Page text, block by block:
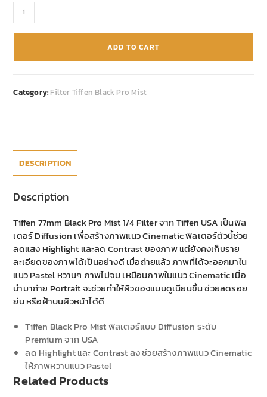
ADD TO CART
Category: Filter Tiffen Black Pro Mist
DESCRIPTION
Description
Tiffen 77mm Black Pro Mist 1/4 Filter จาก Tiffen USA เป็นฟิล
เตอร์ Diffusion เพื่อสร้างภาพแนว Cinematic ฟิลเตอร์ตัวนี้ช่วย
ลดแสง Highlight และลด Contrast ของภาพ แต่ยังคงเก็บราย
ละเอียดของภาพได้เป็นอย่างดี เมื่อถ่ายแล้ว ภาพที่ได้จะออกมาใน
แนว Pastel หวานๆ ภาพไม่จม เหมือนภาพในแนว Cinematic เมื่อ
นำมาถ่าย Portrait จะช่วยทำให้ผิวของแบบดูเนียนขึ้น ช่วยลดรอย
ย่น หรือฝ้าบนผิวหน้าได้ดี
Tiffen Black Pro Mist ฟิลเตอร์แบบ Diffusion ระดับ
Premium จาก USA
ลด Highlight และ Contrast ลง ช่วยสร้างภาพแนว Cinematic
ให้ภาพหวานแนว Pastel
Related Products